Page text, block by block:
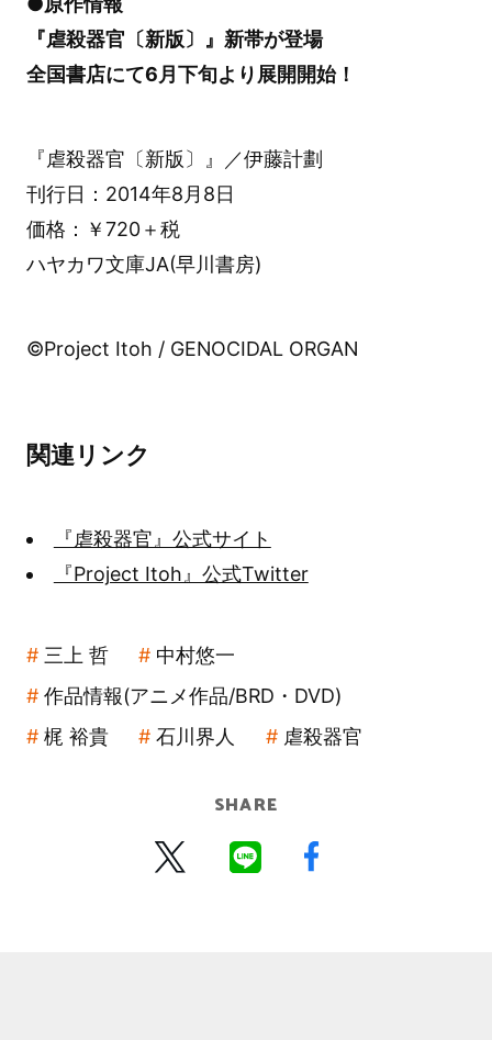
『虐殺器官〔新版〕』新帯が登場
全国書店にて6月下旬より展開開始！
『虐殺器官〔新版〕』／伊藤計劃
刊行日：2014年8月8日
価格：￥720＋税
ハヤカワ文庫JA(早川書房)
©Project Itoh / GENOCIDAL ORGAN
関連リンク
『虐殺器官』公式サイト
『Project Itoh』公式Twitter
三上 哲
中村悠一
作品情報(アニメ作品/BRD・DVD)
梶 裕貴
石川界人 虐殺器官
SHARE